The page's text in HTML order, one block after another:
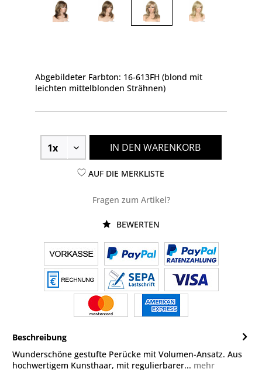
Abgebildeter Farbton: 16-613FH (blond mit
leichten mittelblonden Strähnen)
IN DEN WARENKORB
AUF DIE MERKLISTE
Fragen zum Artikel?
BEWERTEN
Beschreibung
Wunderschöne gestufte Perücke mit Volumen-Ansatz. Aus
hochwertigem Kunsthaar, mit regulierbarer... mehr